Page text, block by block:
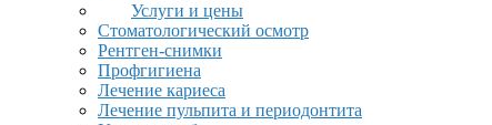
Услуги и цены
Стоматологический осмотр
Рентген-снимки
Профгигиена
Лечение кариеса
Лечение пульпита и периодонтита